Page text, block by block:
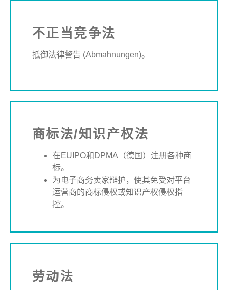
不正当竞争法
抵御法律警告 (Abmahnungen)。
商标法/知识产权法
在EUIPO和 DPMA（德国）注册各种商
标。
为电子商务卖家辩护，使其免受对平台
运营商的商标侵权或知识产权侵权指
控。
劳动法